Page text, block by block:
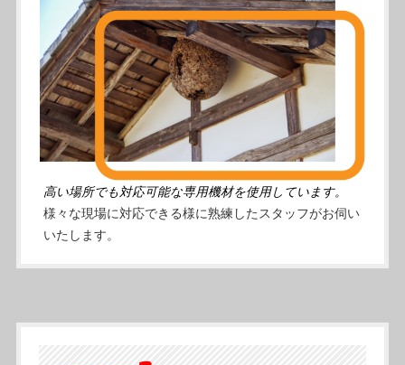
高い場所でも対応可能な専用機材を使用しています。
様々な現場に対応できる様に熟練したスタッフがお伺い
いたします。